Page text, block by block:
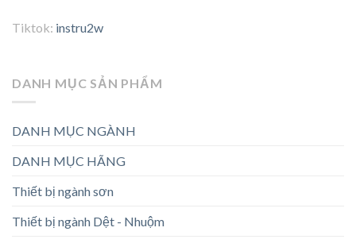
Tiktok: instru2w
DANH MỤC SẢN PHẨM
DANH MỤC NGÀNH
DANH MỤC HÃNG
Thiết bị ngành sơn
Thiết bị ngành Dệt - Nhuộm